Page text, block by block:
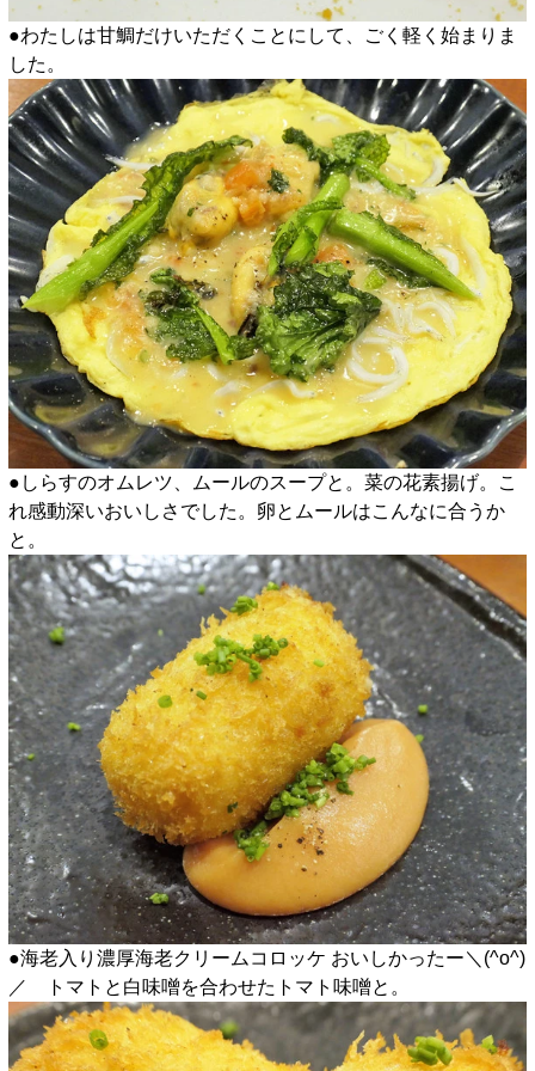
●わたしは甘鯛だけいただくことにして、ごく軽く始まりま
した。
●しらすのオムレツ、ムールのスープと。菜の花素揚げ。こ
れ感動深いおいしさでした。卵とムールはこんなに合うか
と。
●海老入り濃厚海老クリームコロッケ おいしかったー＼(^o^)
／ トマトと白味噌を合わせたトマト味噌と。